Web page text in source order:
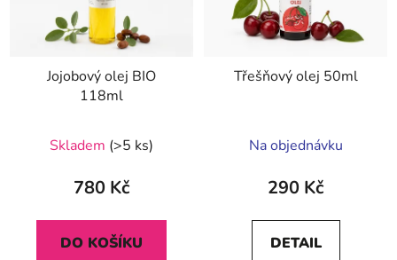
Jojobový olej BIO
118ml
Skladem (>5 ks)
780 Kč
DO KOŠÍKU
Třešňový olej 50ml
hodnocení
produktu
5,0
z
Na objednávku
290 Kč
DETAIL